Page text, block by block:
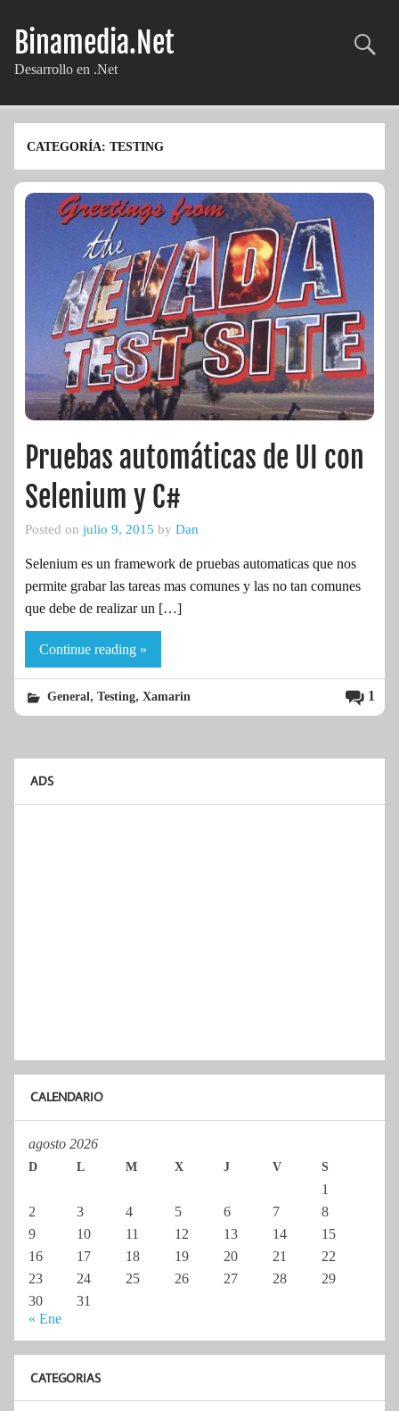
content
Binamedia.Net
Desarrollo en .Net
CATEGORÍA:TESTING
Pruebas automáticas de UI con
Selenium y C#
Posted on julio 9, 2015 by Dan
Selenium es un framework de pruebas automaticas que nos
permite grabar las tareas mas comunes y las no tan comunes
que debe de realizar un […]
Continue reading »
1
General,Testing,Xamarin
ADS
CALENDARIO
agosto 2026
D L M X J V S
1
2
3 4 5 6 7
8
9
10 11 12 13 14
15
16
17 18 19 20 21
22
23
24 25 26 27 28
29
30
31
« Ene
CATEGORIAS